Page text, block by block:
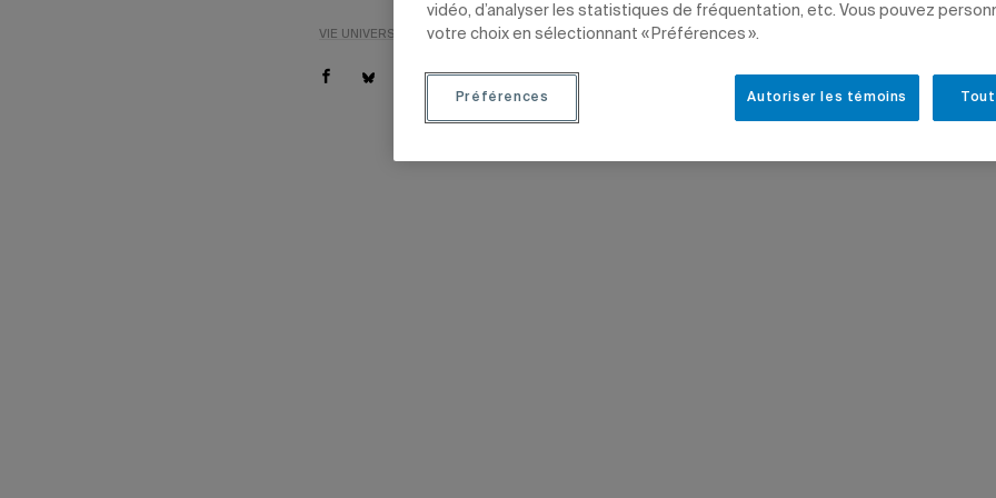
VIE UNIVERSITAIRE CULTURE ENSEIGNEMENT COMMUNICATION
vidéo, d’analyser les statistiques de fréquentation, etc. Vous pouvez
votre choix en sélectionnant « Préférences ».
Autoriser les témoins
Préférences